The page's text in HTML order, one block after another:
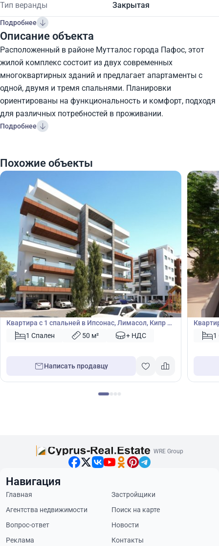
Тип веранды Закрытая
Подробнее
Описание объекта
Расположенный в районе Мутталос города Пафос, этот
жилой комплекс состоит из двух современных
многоквартирных зданий и предлагает апартаменты с
одной, двумя и тремя спальнями. Планировки
ориентированы на функциональность и комфорт, подходя
для различных потребностей в проживании.
Подробнее
Похожие объекты
€190 000
Квартира
Квартира с 1 спальней в Ипсонас, Лимасол, Кипр №
427961 Спален 50 м² + НДС
Написать продавцу
€190
1
WRE Group
Навигация
Главная
Застройщики
Агентства недвижимости
Поиск на карте
Вопрос-ответ
Новости
Реклама
Контакты